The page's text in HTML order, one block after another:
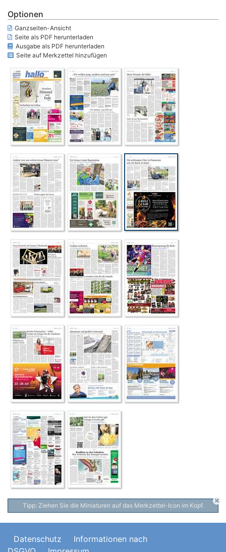
Optionen
Ganzseiten-Ansicht
Seite als PDF herunterladen
Ausgabe als PDF herunterladen
Seite auf Merkzettel hinzufügen
Tipp: Ziehen Sie die Miniaturen auf das Merkzettel-Icon im Kopf.
Datenschutz
Informationen nach